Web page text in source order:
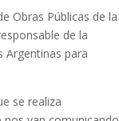
Obras Públicas de la
de la
Argentinas para
se realiza